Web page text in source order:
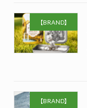
【BRAND】
【BRAND】